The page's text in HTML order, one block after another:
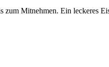
zum Mitnehmen. Ein leckeres